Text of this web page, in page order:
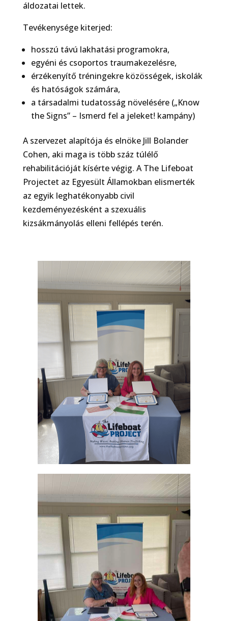
áldozatai lettek.
Tevékenysége kiterjed:
hosszú távú lakhatási programokra,
egyéni és csoportos traumakezelésre,
érzékenyítő tréningekre közösségek, iskolák
és hatóságok számára,
a társadalmi tudatosság növelésére („Know
the Signs” – Ismerd fel a jeleket! kampány)
A szervezet alapítója és elnöke Jill Bolander
Cohen, aki maga is több száz túlélő
rehabilitációját kísérte végig. A The Lifeboat
Projectet az Egyesült Államokban elismerték
az egyik leghatékonyabb civil
kezdeményezésként a szexuális
kizsákmányolás elleni fellépés terén.